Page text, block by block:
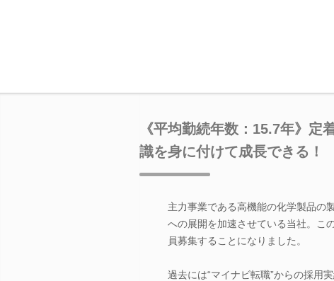
《平均勤続年数：15.7年》定
識を身に付けて成長できる！
主力事業である高機能の化学製品の
への展開を加速させている当社。こ
員募集することになりました。
過去には“マイナビ転職”からの採用